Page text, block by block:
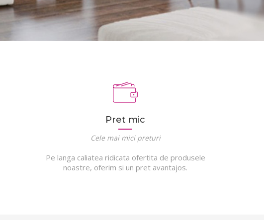
Pret mic
Cele mai mici preturi
Pe langa caliatea ridicata ofertita de produsele
noastre, oferim si un pret avantajos.